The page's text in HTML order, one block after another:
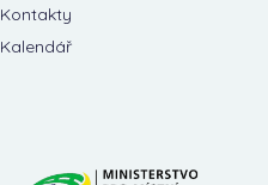
Kontakty
Kalendář